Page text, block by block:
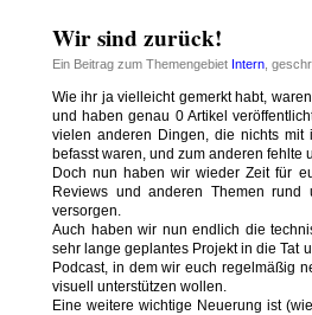
Wir sind zurück!
Ein Beitrag zum Themengebiet Intern ,
Wie ihr ja vielleicht gemerkt habt,
und haben genau 0 Artikel
vielen anderen Dingen, die nichts
befasst waren, und zum anderen fehlte
Doch nun haben wir wieder Zeit für
Reviews und anderen Themen
versorgen.
Auch haben wir nun endlich die
sehr lange geplantes Projekt in die Tat
Podcast, in dem wir euch regelmäßig
visuell unterstützen wollen.
Eine weitere wichtige Neuerung ist